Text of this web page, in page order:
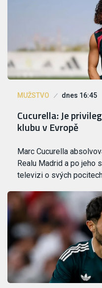
MUŽSTVO dnes 16:45
Cucurella: Je
klubu v Evropě
Marc Cucurella
Realu Madrid a po jeho
televizi o svých